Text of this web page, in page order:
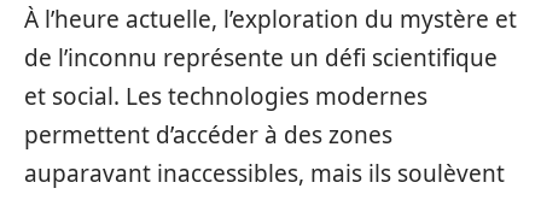
À l’heure actuelle, l’exploration du mystère et
de l’inconnu représente un défi scientifique
et social. Les technologies modernes
permettent d’accéder à des zones
auparavant inaccessibles, mais ils soulèvent